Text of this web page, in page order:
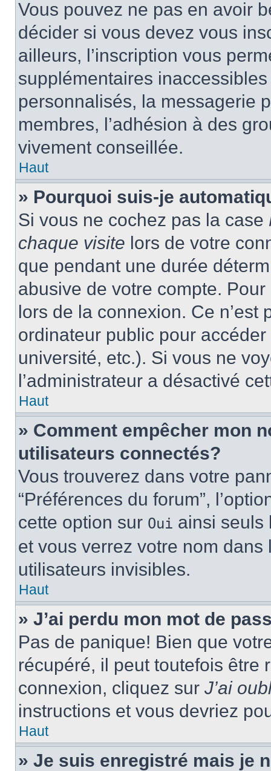
Vous pouvez ne pas en avoir
décider si vous devez vous
ailleurs, l’inscription vous
supplémentaires
personnalisés, la messagerie
membres, l’adhésion à des
vivement conseillée.
Haut
» Pourquoi suis-je
Si vous ne cochez pas la case
chaque visite lors de votre
que pendant une durée
abusive de votre compte.
lors de la connexion. Ce
ordinateur public pour
université, etc.). Si vous ne
l’administrateur a désactivé
Haut
» Comment empêcher mon
utilisateurs connectés?
Vous trouverez dans votre
“Préférences du forum”,
cette option sur Oui ainsi seuls
et vous verrez votre nom
utilisateurs invisibles.
Haut
» J’ai perdu mon mot de
Pas de panique! Bien que
récupéré, il peut toutefois être
connexion, cliquez sur J’ai
instructions et vous devriez
Haut
» Je suis enregistré mais je